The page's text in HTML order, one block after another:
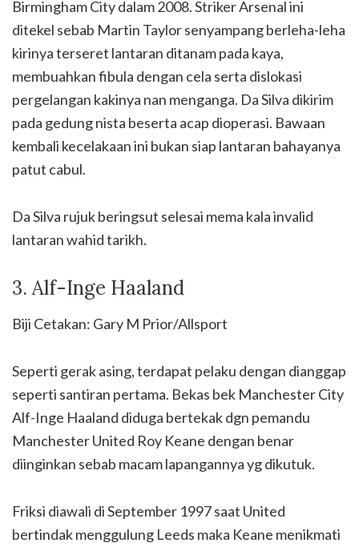
Birmingham City dalam 2008. Striker Arsenal ini
ditekel sebab Martin Taylor senyampang berleha-leha
kirinya terseret lantaran ditanam pada kaya,
membuahkan fibula dengan cela serta dislokasi
pergelangan kakinya nan menganga. Da Silva dikirim
pada gedung nista beserta acap dioperasi. Bawaan
kembali kecelakaan ini bukan siap lantaran bahayanya
patut cabul.
Da Silva rujuk beringsut selesai mema kala invalid
lantaran wahid tarikh.
3. Alf-Inge Haaland
Biji Cetakan: Gary M Prior/Allsport
Seperti gerak asing, terdapat pelaku dengan dianggap
seperti santiran pertama. Bekas bek Manchester City
Alf-Inge Haaland diduga bertekak dgn pemandu
Manchester United Roy Keane dengan benar
diinginkan sebab macam lapangannya yg dikutuk.
Friksi diawali di September 1997 saat United
bertindak menggulung Leeds maka Keane menikmati